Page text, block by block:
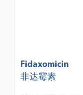
Fidaxomicin
非达霉素